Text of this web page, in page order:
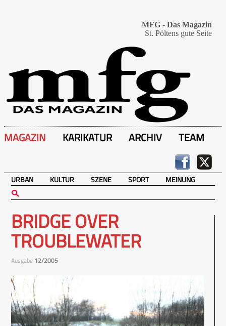
MFG - Das Magazin
St. Pöltens gute Seite
MAGAZIN KARIKATUR ARCHIV TEAM
URBAN KULTUR SZENE SPORT MEINUNG
BRIDGE OVER
TROUBLEWATER
Ausgabe 12/2005